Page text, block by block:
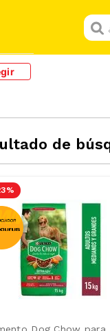
de
%